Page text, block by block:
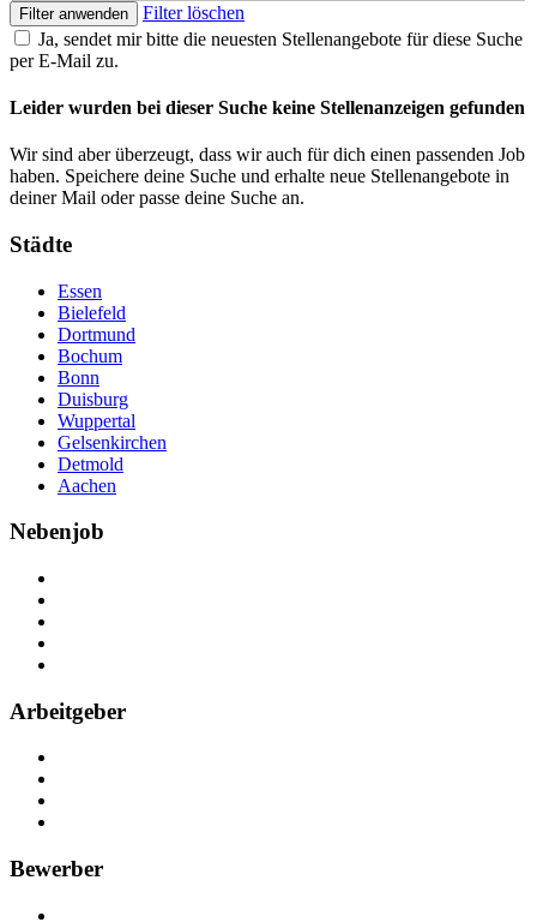
Filter anwenden
Filter löschen
Ja, sendet mir bitte die neuesten Stellenangebote für diese Suche
per E-Mail zu.
Leider wurden bei dieser Suche keine Stellenanzeigen gefunden
Wir sind aber überzeugt, dass wir auch für dich einen passenden Job
haben. Speichere deine Suche und erhalte neue Stellenangebote in
deiner Mail oder passe deine Suche an.
Städte
Essen
Bielefeld
Dortmund
Bochum
Bonn
Duisburg
Wuppertal
Gelsenkirchen
Detmold
Aachen
Nebenjob
Arbeitgeber
Bewerber